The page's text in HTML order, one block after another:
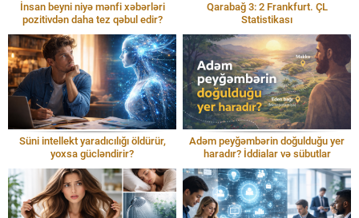
İnsan beyni niyə mənfi xəbərləri
pozitivdən daha tez qəbul edir?
Qarabağ 3: 2 Frankfurt. ÇL
Statistikası
Süni intellekt yaradıcılığı öldürür,
yoxsa gücləndirir?
Adəm peyğəmbərin doğulduğu yer
haradır? İddialar və sübutlar